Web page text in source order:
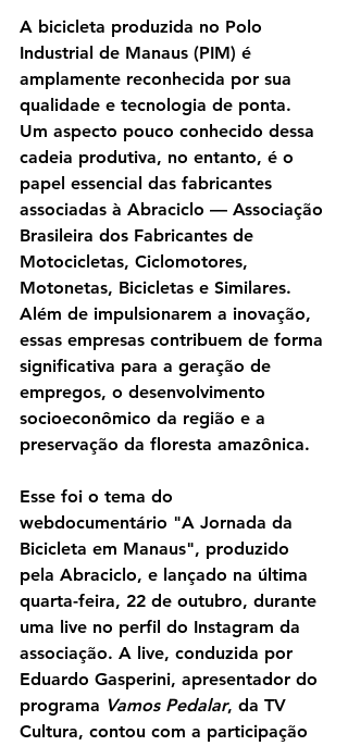
A bicicleta produzida no Polo
Industrial de Manaus (PIM) é
amplamente reconhecida por sua
qualidade e tecnologia de ponta.
Um aspecto pouco conhecido dessa
cadeia produtiva, no entanto, é o
papel essencial das fabricantes
associadas à Abraciclo — Associação
Brasileira dos Fabricantes de
Motocicletas, Ciclomotores,
Motonetas, Bicicletas e Similares.
Além de impulsionarem a inovação,
essas empresas contribuem de forma
significativa para a geração de
empregos, o desenvolvimento
socioeconômico da região e a
preservação da floresta amazônica.
Esse foi o tema do
webdocumentário "A Jornada da
Bicicleta em Manaus", produzido
pela Abraciclo, e lançado na última
quarta-feira, 22 de outubro, durante
uma live no perfil do Instagram da
associação. A live, conduzida por
Eduardo Gasperini, apresentador do
programa Vamos Pedalar, da TV
Cultura, contou com a participação